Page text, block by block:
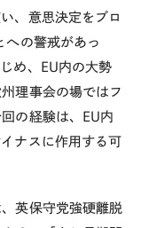
、意思決定をブロ
への警戒があっ
め、EU内の大勢
理事会の場ではフ
の経験は、EU内
ナスに作用する可
英保守党強硬離脱